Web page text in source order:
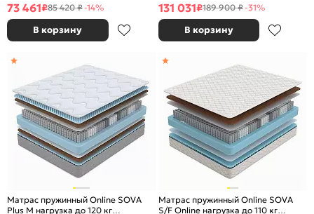
73 461₽85 420 ₽-14%
В корзину
131 031₽189 900 ₽-31%
В корзину
Матрас пружинный Online SOVA
Plus M нагрузка до 120 кг
Матрас пружинный Online SOVA
S/F Online нагрузка до 110 кг